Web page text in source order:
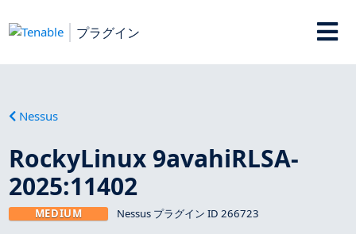
プラグイン
Nessus
RockyLinux 9avahiRLSA-
2025:11402
MEDIUM Nessus プラグイン ID 266723